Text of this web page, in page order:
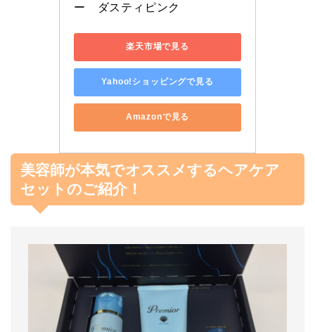
ー　ダスティピンク
楽天市場で見る
Yahoo!ショッピングで見る
Amazonで見る
美容師が本気でオススメするヘアケア
セットのご紹介！